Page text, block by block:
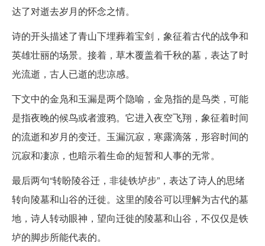
达了对逝去岁月的怀念之情。
诗的开头描述了青山下埋葬着宝剑，象征着古代的战争和
英雄壮丽的场景。接着，草木覆盖着千秋的墓，表达了时
光流逝，古人已逝的悲凉感。
下文中的金凫和玉漏是两个隐喻，金凫指的是鸟类，可能
是指夜晚的候鸟或者渡鸦。它进入夜空飞翔，象征着时间
的流逝和岁月的变迁。玉漏沉寂，寒露滴落，形容时间的
沉寂和凄凉，也暗示着生命的短暂和人事的无常。
最后两句“转盼陵谷迁，非徒铁垆步”，表达了诗人的思绪
转向陵墓和山谷的迁徙。这里的陵谷可以理解为古代的墓
地，诗人转动眼神，望向迁徙的陵墓和山谷，不仅仅是铁
垆的脚步所能代表的。